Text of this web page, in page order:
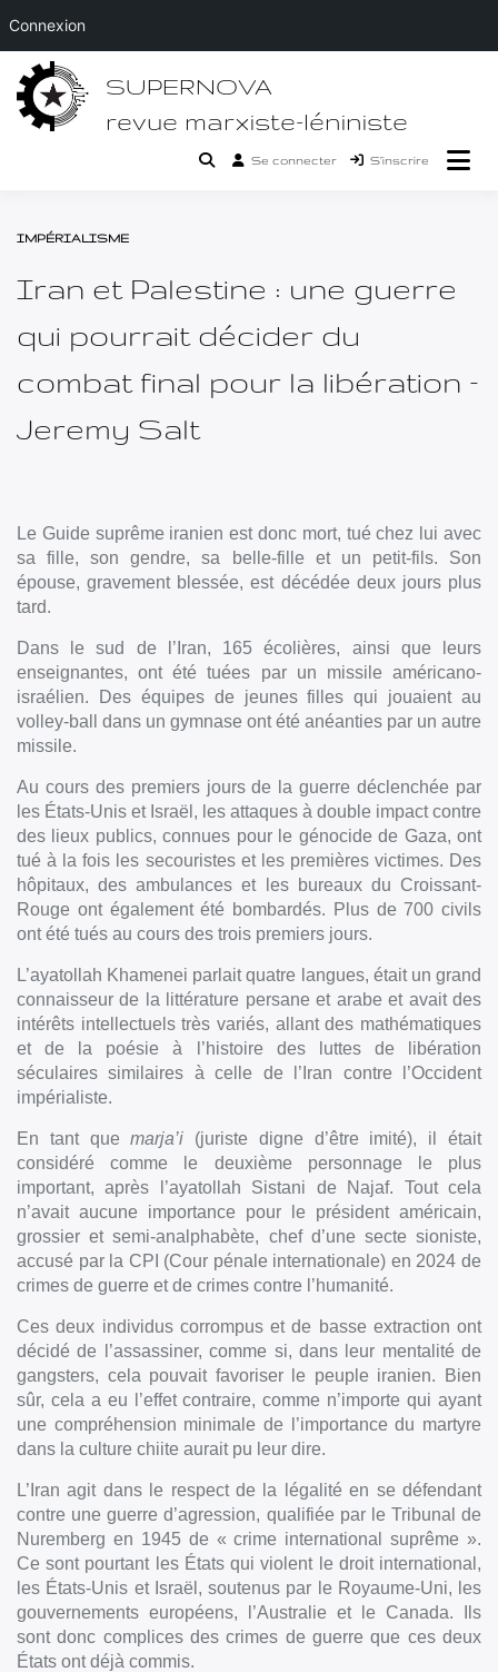
Passer
contenu
SUPERNOVA
revue marxiste-léniniste
Se connecter S’inscrire
IMPÉRIALISME
Iran et Palestine : une guerre
qui pourrait décider du
combat final pour la libération –
Jeremy Salt
Le Guide suprême iranien est donc mort, tué chez lui avec
sa fille, son gendre, sa belle-fille et un petit-fils. Son
épouse, gravement blessée, est décédée deux jours plus
tard.
Dans le sud de l’Iran, 165 écolières, ainsi que leurs
enseignantes, ont été tuées par un missile américano-
israélien. Des équipes de jeunes filles qui jouaient au
volley-ball dans un gymnase ont été anéanties par un autre
missile.
Au cours des premiers jours de la guerre déclenchée par
les États-Unis et Israël, les attaques à double impact contre
des lieux publics, connues pour le génocide de Gaza, ont
tué à la fois les secouristes et les premières victimes. Des
hôpitaux, des ambulances et les bureaux du Croissant-
Rouge ont également été bombardés. Plus de 700 civils
ont été tués au cours des trois premiers jours.
L’ayatollah Khamenei parlait quatre langues, était un grand
connaisseur de la littérature persane et arabe et avait des
intérêts intellectuels très variés, allant des mathématiques
et de la poésie à l’histoire des luttes de libération
séculaires similaires à celle de l’Iran contre l’Occident
impérialiste.
En tant quemarja’i (juriste digne d’être imité), il était
considéré comme le deuxième personnage le plus
important, après l’ayatollah Sistani de Najaf. Tout cela
n’avait aucune importance pour le président américain,
grossier et semi-analphabète, chef d’une secte sioniste,
accusé par la CPI (Cour pénale internationale) en 2024 de
crimes de guerre et de crimes contre l’humanité.
Ces deux individus corrompus et de basse extraction ont
décidé de l’assassiner, comme si, dans leur mentalité de
gangsters, cela pouvait favoriser le peuple iranien. Bien
sûr, cela a eu l’effet contraire, comme n’importe qui ayant
une compréhension minimale de l’importance du martyre
dans la culture chiite aurait pu leur dire.
L’Iran agit dans le respect de la légalité en se défendant
contre une guerre d’agression, qualifiée par le Tribunal de
Nuremberg en 1945 de « crime international suprême ».
Ce sont pourtant les États qui violent le droit international,
les États-Unis et Israël, soutenus par le Royaume-Uni, les
gouvernements européens, l’Australie et le Canada. Ils
sont donc complices des crimes de guerre que ces deux
États ont déjà commis.
Connexion